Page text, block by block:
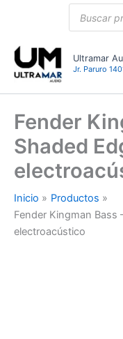
Ultramar
Jr. Paruro
Fender
Shaded
Inicio
Productos
Fender Kingman Bass
electroacústico